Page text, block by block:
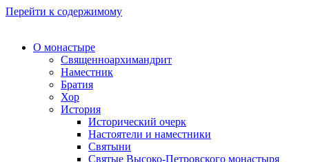
Перейти к содержимому
О монастыре
Священноархимандрит
Наместник
Братия
Хор
История
Исторический очерк
Настоятели и наместники
Святыни
Святые Высоко-Петровского монастыря